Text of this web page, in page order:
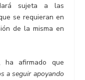
sujeta a las
se requieran en
de la misma en
ha afirmado que
a seguir apoyando